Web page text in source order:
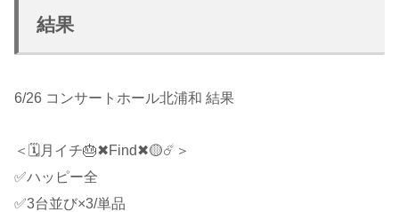
結果
6/26 コンサートホール北浦和 結果
＜🗓月イチ🎂✖Find✖🟡☄️＞
✅ハッピー全
✅3台並び×3/単品